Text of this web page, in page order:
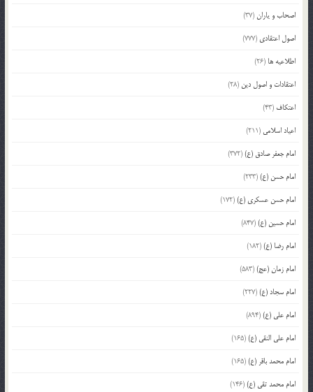
اصحاب و یاران(37)
اصول اعتقادی (777)
اطلاعیه ها (26)
اعتقادات و اصول دین (28)
اعتکاف (43)
اعیاد اسلامی (211)
امام جعفر صادق (ع)(372)
امام حسن (ع)(233)
امام حسن عسکری (ع)(172)
امام حسین (ع)(847)
امام رضا (ع)(182)
امام زمان (عج)(583)
امام سجاد (ع)(227)
امام علی (ع)(894)
امام علی النقی (ع)(165)
امام محمد باقر (ع)(165)
امام محمد تقی (ع)(146)